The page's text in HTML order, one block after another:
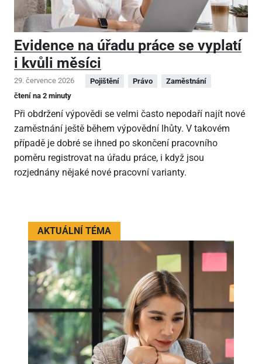
Evidence na úřadu práce se vyplatí
i kvůli měsíci
29. července 2026 Pojištění Právo
Zaměstnání
čtení na 2 minuty
Při obdržení výpovědi se velmi často nepodaří najít nové
zaměstnání ještě během výpovědní lhůty. V takovém
případě je dobré se ihned po skončení pracovního
poměru registrovat na úřadu práce, i když jsou
rozjednány nějaké nové pracovní varianty.
AKTUÁLNÍ TÉMA